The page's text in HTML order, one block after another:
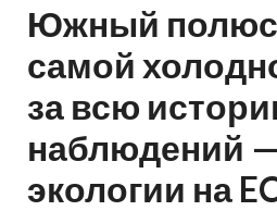
Южный полюс
самой
за всю
наблюдений
экологии на